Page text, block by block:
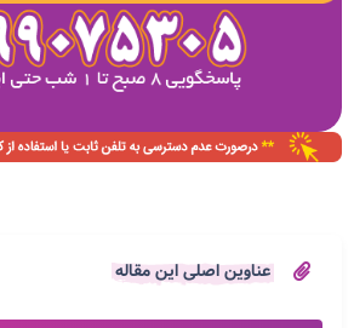
عناوین اصلی این مقاله